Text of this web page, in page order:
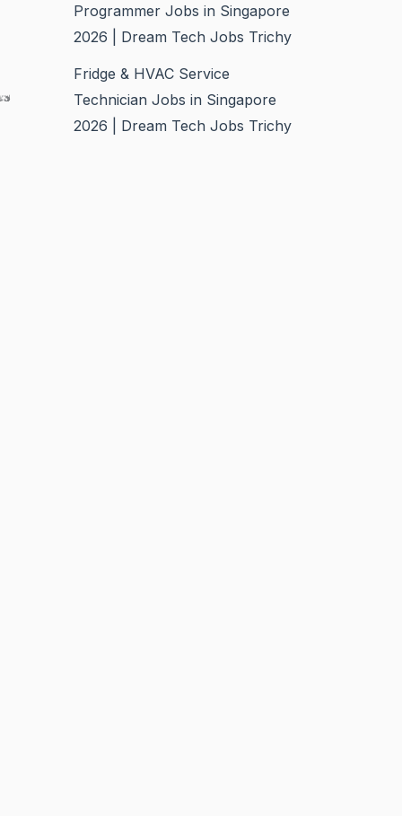
Programmer Jobs in Singapore
2026 | Dream Tech Jobs Trichy
Fridge & HVAC Service
Technician Jobs in Singapore
2026 | Dream Tech Jobs Trichy